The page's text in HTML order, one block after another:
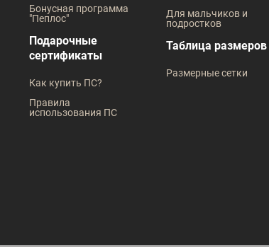
Бонусная программа
"Пеплос"
Подарочные
сертификаты
Как купить ПС?
Правила
использования ПС
Для мальчиков и
подростков
Таблица размеров
Размерные сетки